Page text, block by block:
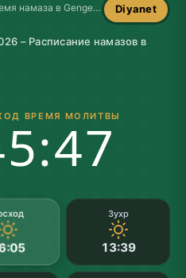
Время намаза в Gengenbach Diyanet
– Расписание намазов в
ВРЕМЯ МОЛИТВЫ
Зухр
13:39